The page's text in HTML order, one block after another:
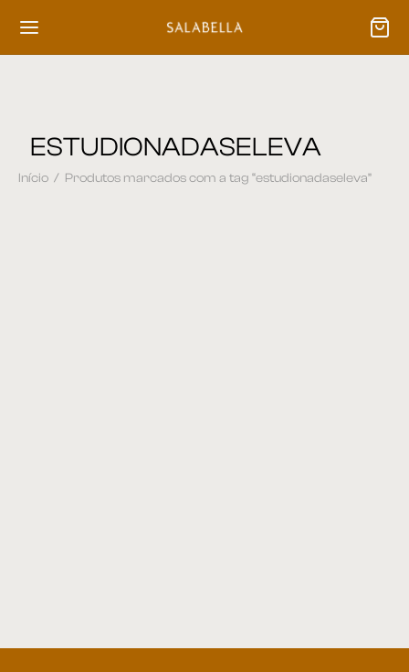
ESTUDIONADASELEVA
Início / Produtos marcados com a tag “estudionadaseleva”